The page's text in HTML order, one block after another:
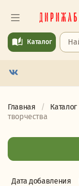
Каталог
Главная Каталог
творчества
Дата добавления